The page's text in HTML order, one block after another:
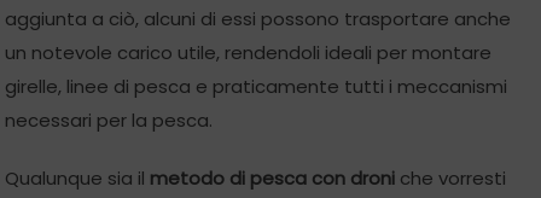
aggiunta a ciò, alcuni di essi possono trasportare anche
un notevole carico utile, rendendoli ideali per montare
girelle, linee di pesca e praticamente tutti i meccanismi
necessari per la pesca.
Qualunque sia il metodo di pesca con droni che vorresti